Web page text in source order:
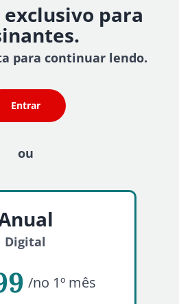
para
para continuar lendo.
Entrar
ou
Digital
/no 1º mês